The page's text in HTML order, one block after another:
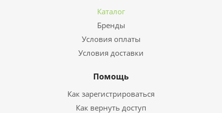
Каталог
Бренды
Условия оплаты
Условия доставки
Помощь
Как зарегистрироваться
Как вернуть доступ